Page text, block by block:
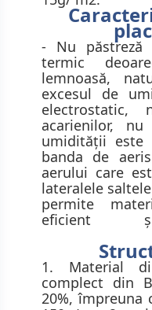
- Nu
termic
lemnoasă,
excesul de
electrostatic,
acarienilor,
umidităţii este
banda de
aerului care
lateralele
permite
eficient
1. Material
complect din
20%,